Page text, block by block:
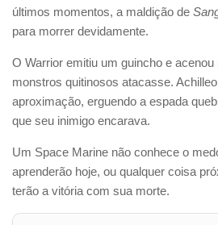
últimos momentos, a maldição de
para morrer devidamente.
O Warrior emitiu um guincho e acenou
monstros quitinosos atacasse.
aproximação, erguendo a espada
que seu inimigo encarava.
Um Space Marine não conhece o
aprenderão hoje, ou qualquer coisa
terão a vitória com sua morte.